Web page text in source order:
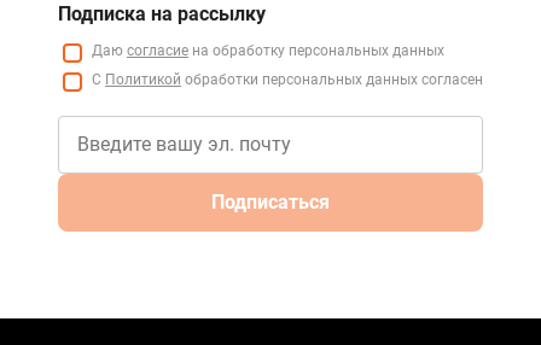
Подписка на рассылку
Даю согласие на обработку персональных данных
С Политикой обработки персональных данных согласен
Подписаться